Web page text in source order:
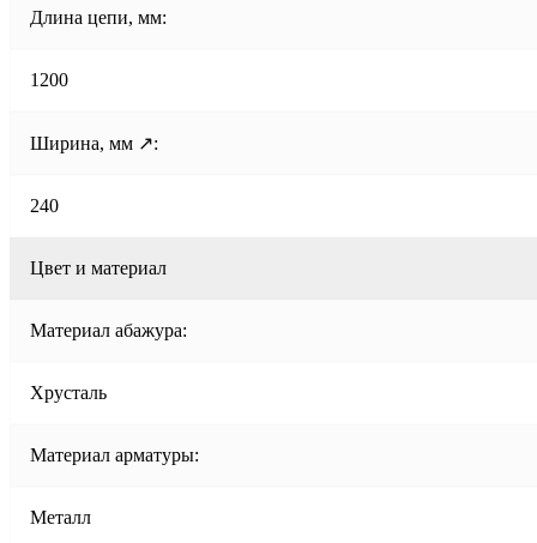
Длина цепи, мм:
1200
Ширина, мм ↗:
240
Цвет и материал
Материал абажура:
Хрусталь
Материал арматуры:
Металл